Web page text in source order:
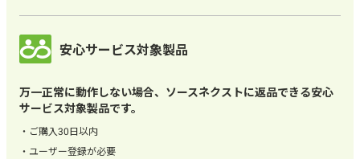
安心サービス対象製品
万一正常に動作しない場合、ソースネクストに返品できる安心
サービス対象製品です。
ご購入30日以内
ユーザー登録が必要